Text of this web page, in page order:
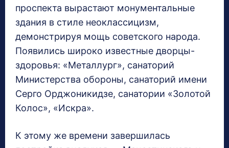
проспекта вырастают монументальные
здания в стиле неоклассицизм,
демонстрируя мощь советского народа.
Появились широко известные дворцы-
здоровья: «Металлург», санаторий
Министерства обороны, санаторий имени
Серго Орджоникидзе, санатории «Золотой
Колос», «Искра».
К этому же времени завершилась